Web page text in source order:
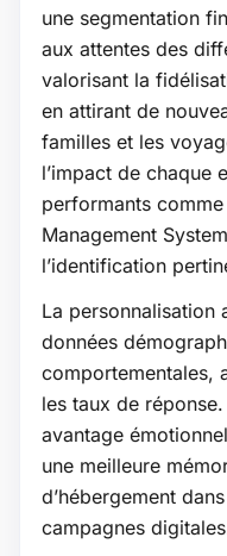
une segmentation
aux attentes des
valorisant la
en attirant de
familles et les
l’impact de chaque
performants
Management
l’identification
La personnalisation
données
comportementales,
les taux de
avantage
une meilleure
d’hébergement
campagnes